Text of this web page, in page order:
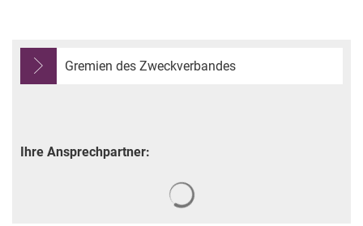
Gremien des Zweckverbandes
Ihre Ansprechpartner: